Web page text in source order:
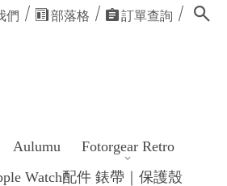
們 部落格 訂單查詢
Aulumu
Fotorgear Retro
Watch配件 錶帶｜保護殼